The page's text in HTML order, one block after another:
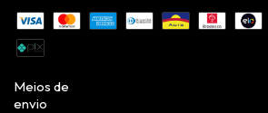
Meios de
envio